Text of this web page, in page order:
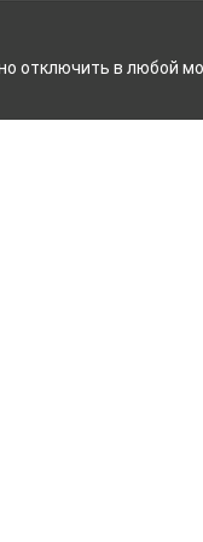
отключить в любой